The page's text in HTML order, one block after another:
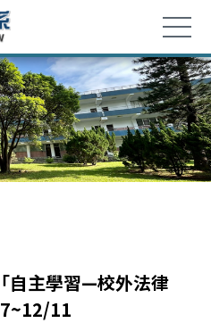
自主學習—校外法律
11